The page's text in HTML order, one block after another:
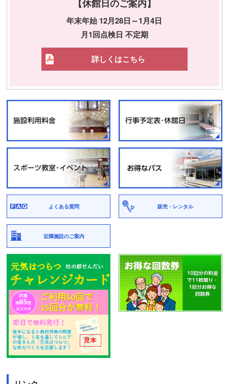
【休館日のご案内】
年末年始 12月28日～1月4日
月1回点検日 不定期
詳しくはこちら
よくある質問 販売・レンタル
近隣施設のご案内